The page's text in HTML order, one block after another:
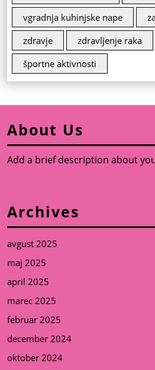
vgradnja kuhinjske nape
zdravje
zdravljenje raka
športne aktivnosti
About Us
Add a brief description about
Archives
avgust 2025
maj 2025
april 2025
marec 2025
februar 2025
december 2024
oktober 2024